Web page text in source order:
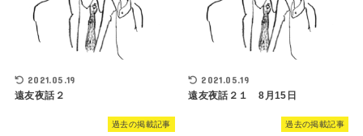
2021.05.19
遠友夜話２
2021.05.19
遠友夜話２１ 8月15日
過去の掲載記事 過去の掲載記事